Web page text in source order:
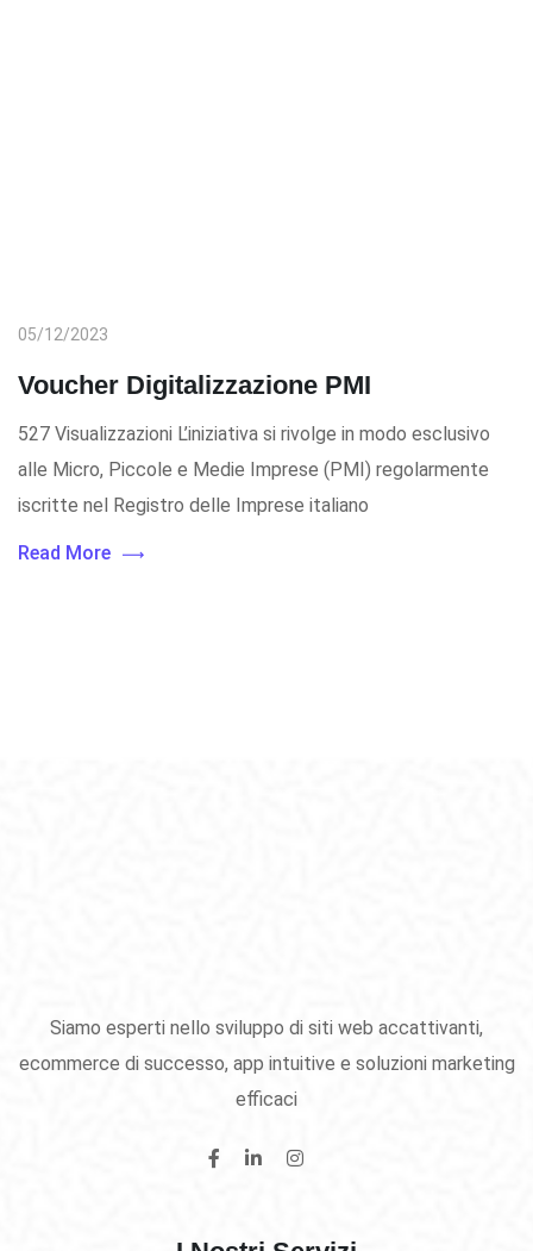
05/12/2023
Voucher Digitalizzazione PMI
527 Visualizzazioni L’iniziativa si rivolge in modo esclusivo
alle Micro, Piccole e Medie Imprese (PMI) regolarmente
iscritte nel Registro delle Imprese italiano
Read More
Siamo esperti nello sviluppo di siti web accattivanti,
ecommerce di successo, app intuitive e soluzioni marketing
efficaci